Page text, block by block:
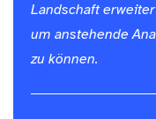
Landschaft
um anstehende
zu können.